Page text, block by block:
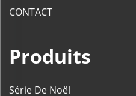
CONTACT
Produits
Série De Noël